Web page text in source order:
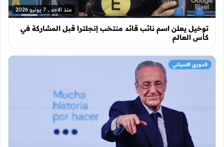
منذ الاحد , 7 يونيو 2026
توخيل يعلن اسم نائب قائد منتخب إنجلترا قبل المشاركة في
كأس العالم
الدوري الاسباني